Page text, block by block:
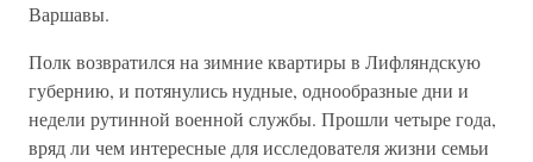
Варшавы.
Полк возвратился на зимние квартиры в Лифляндскую
губернию, и потянулись нудные, однообразные дни и
недели рутинной военной службы. Прошли четыре года,
вряд ли чем интересные для исследователя жизни семьи